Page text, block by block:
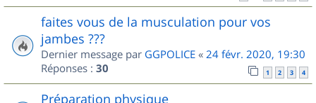
faites vous de la musculation pour vos
jambes ???
Dernier message par GGPOLICE « 24 févr. 2020, 19:30
Réponses : 30 1 2 3 4
Préparation physique